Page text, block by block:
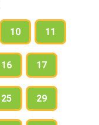
10 11
16 17
25 29